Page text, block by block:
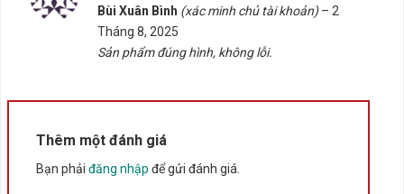
Rate this product
Bấm 5 sao để ủng hộ shop
Thông số kỹ thuật
Xuất xứ Trung Quốc
Được xếp
hạng
55
sao
Bùi Xuân Bình (xác minh chủ tài khoản) – 2
Tháng 8, 2025
Sản phẩm đúng hình, không lỗi.
Thêm một đánh giá
Bạn phải đăng nhập để gửi đánh giá.